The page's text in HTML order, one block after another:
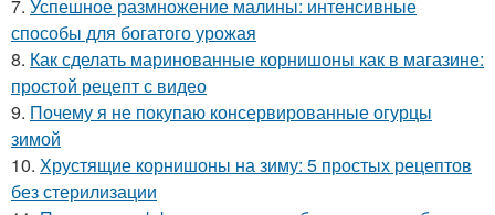
7. Успешное размножение малины: интенсивные
способы для богатого урожая
8. Как сделать маринованные корнишоны как в магазине:
простой рецепт с видео
9. Почему я не покупаю консервированные огурцы
зимой
10. Хрустящие корнишоны на зиму: 5 простых рецептов
без стерилизации